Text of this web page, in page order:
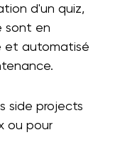
d'un quiz,
sont en
et automatisé
side projects
ou pour